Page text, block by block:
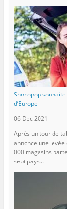
Shopopop
d’Europe
06 Dec 2021
Après un tour de
annonce une
000 magasins
sept pays...